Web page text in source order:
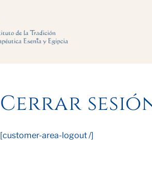
Cerrar
[customer-area-logout /]